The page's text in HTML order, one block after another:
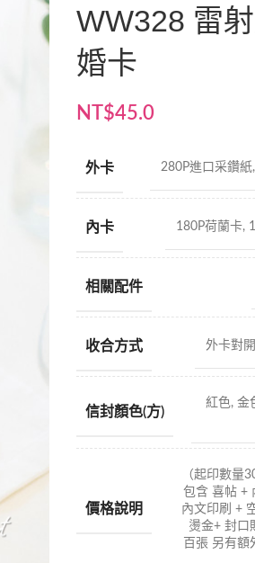
WW328 雷
婚卡
NT$45.0
外卡 280P進口采鑽
內卡 180P荷蘭卡,
相關配件
收合方式 外卡對
信封顏色(方)
紅色, 金
價格說明
（起印數量
包含 喜帖 +
內文印刷 +
燙金+ 封口
百張 另有額